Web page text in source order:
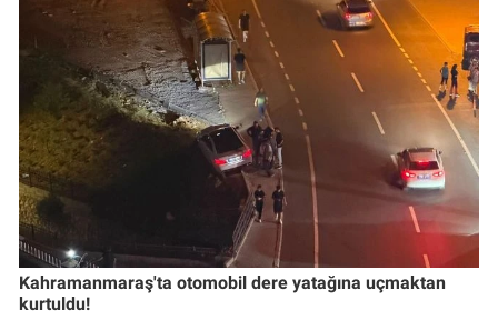
Kahramanmaraş'ta otomobil dere yatağına uçmaktan
kurtuldu!